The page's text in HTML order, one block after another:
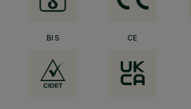
BIS CE